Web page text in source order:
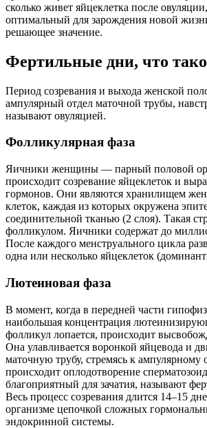
сколько живет яйцеклетка после
оптимальный для зарождения новой
решающее значение.
Фертильные дни, что
Период созревания и выхода женской
ампулярный отдел маточной трубы,
называют овуляцией.
Фолликулярная фаза
Яичники женщины — парный половой
происходит созревание яйцеклеток и
гормонов. Они являются хранилищем
клеток, каждая из которых окружена
соединительной тканью (2 слоя). Такая
фолликулом. Яичники содержат до
После каждого менструального цикла
одна или несколько яйцеклеток
Лютеиновая фаза
В момент, когда в передней части
наибольшая концентрация
фолликул лопается, происходит
Она улавливается воронкой яйцевода и
маточную трубу, стремясь к ампулярному
происходит оплодотворение
благоприятный для зачатия, называют
Весь процесс созревания длится 14–15
организме цепочкой сложных
эндокринной системы.